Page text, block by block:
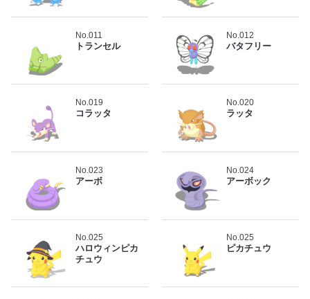
No.011
トランセル
No.012
バタフリー
No.019
コラッタ
No.020
ラッタ
No.023
アーボ
No.024
アーボック
No.025
ハロウィンピカ
チュウ
No.025
ピカチュウ